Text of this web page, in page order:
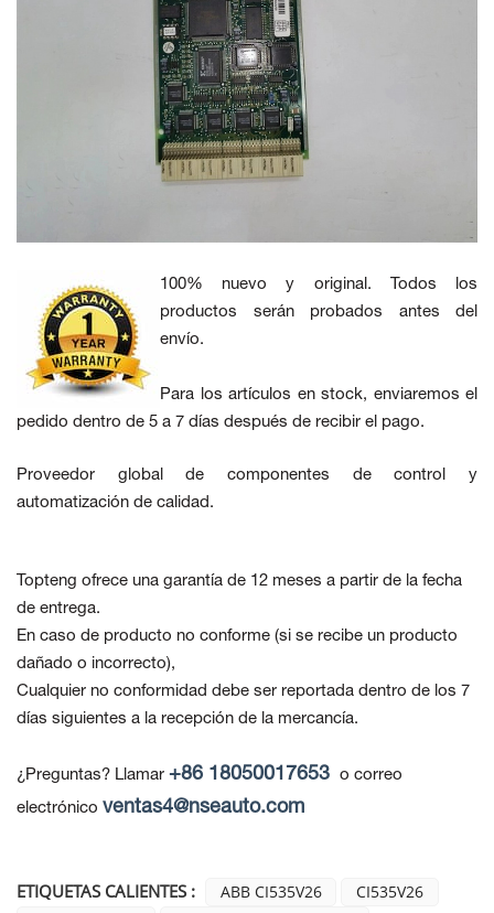
100% nuevo y original. Todos los
productos serán probados antes del
envío.
Para los artículos en stock, enviaremos el
pedido dentro de 5 a 7 días después de recibir el pago.
Proveedor global de componentes de control y
automatización de calidad.
Topteng ofrece una garantía de 12 meses a partir de la fecha
de entrega.
En caso de producto no conforme (si se recibe un producto
dañado o incorrecto),
Cualquier no conformidad debe ser reportada dentro de los 7
días siguientes a la recepción de la mercancía.
¿Preguntas? Llamar +86 18050017653 o correo
electrónico ventas4@nseauto.com
ETIQUETAS CALIENTES : ABB CI535V26
CI535V26